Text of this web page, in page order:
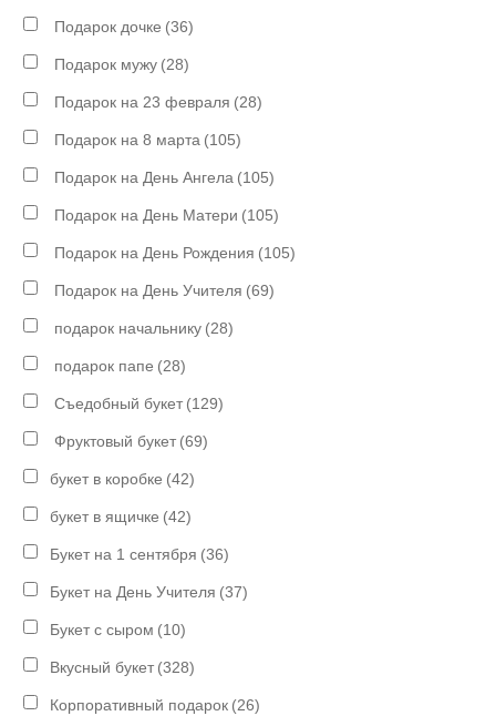
Подарок дочке (36)
Подарок мужу (28)
Подарок на 23 февраля (28)
Подарок на 8 марта (105)
Подарок на День Ангела (105)
Подарок на День Матери (105)
Подарок на День Рождения (105)
Подарок на День Учителя (69)
подарок начальнику (28)
подарок папе (28)
Съедобный букет (129)
Фруктовый букет (69)
букет в коробке (42)
букет в ящичке (42)
Букет на 1 сентября (36)
Букет на День Учителя (37)
Букет с сыром (10)
Вкусный букет (328)
Корпоративный подарок (26)